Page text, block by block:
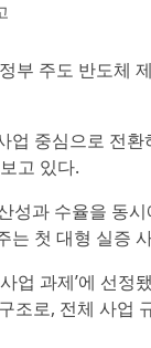
부 주도 반도체
중심으로 전
고 있다.
과 수율을 동
첫 대형 실증
업 과제’에 선
조로, 전체 사업